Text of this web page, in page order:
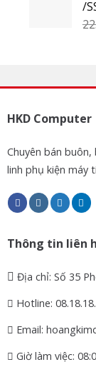
/
HKD Computer
Chuyên bán
linh phụ kiện máy
Thông tin liên
Địa chỉ: Số 35
Hotline:
Email:
Giờ làm việc: